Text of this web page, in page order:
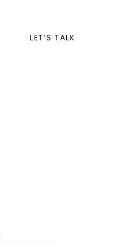
LET’S TALK